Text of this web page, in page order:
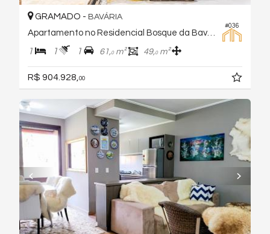
#036
GRAMADO - BAVÁRIA
1 1 1 61,0m² 49,0m²
R$ 904.928, 00